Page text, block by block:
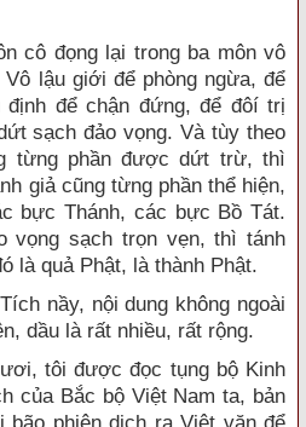
cô đọng lại trong ba môn vô
lậu giới để phòng ngừa, để
định để chận đứng, để đôí trị
sạch đảo vọng. Và tùy theo
từng phần được dứt trừ, thì
giả cũng từng phần thể hiện,
bực Thánh, các bực Bồ Tát.
vọng sạch trọn vẹn, thì tánh
là quả Phật, là thành Phật.
nầy, nội dung không ngoài
dầu là rất nhiều, rất rộng.
tôi được đọc tụng bộ Kinh
của Bắc bộ Việt Nam ta, bản